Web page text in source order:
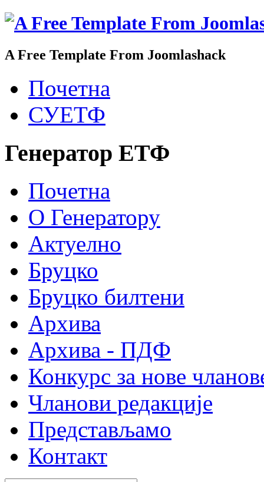
A Free Template From Joomlashack
Почетна
СУЕТФ
Генератор ЕТФ
Почетна
О Генератору
Актуелно
Бруцко
Бруцко билтени
Архива
Архива - ПДФ
Конкурс за нове
Чланови редакције
Представљамо
Контакт